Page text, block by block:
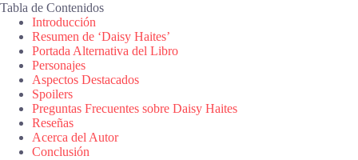
Tabla de Contenidos
Introducción
Resumen de ‘Daisy Haites’
Portada Alternativa del Libro
Personajes
Aspectos Destacados
Spoilers
Preguntas Frecuentes sobre Daisy Haites
Reseñas
Acerca del Autor
Conclusión